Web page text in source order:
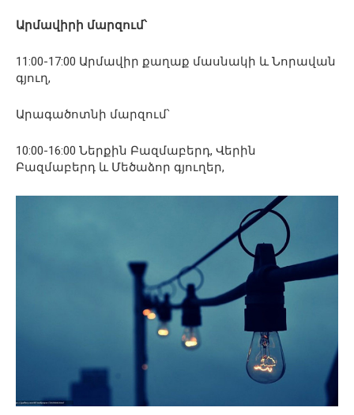
Արմավիրի մարզում՝
11:00-17:00 Արմավիր քաղաք մասնակի և Նորավան
գյուղ,
Արագածոտնի մարզում՝
10:00-16:00 Ներքին Բազմաբերդ, Վերին
Բազմաբերդ և Մեծաձոր գյուղեր,